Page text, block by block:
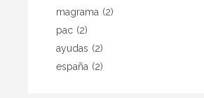
magrama (2)
pac (2)
ayudas (2)
españa (2)